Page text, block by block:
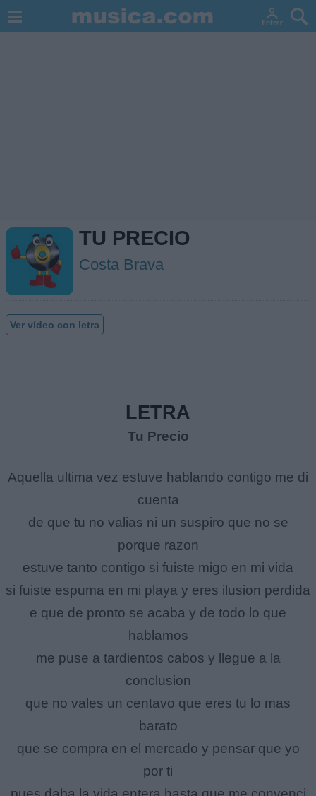
TU PRECIO
Costa Brava
Ver vídeo con letra
LETRA
Tu Precio
Aquella ultima vez estuve hablando contigo me di
cuenta
de que tu no valias ni un suspiro que no se
porque razon
estuve tanto contigo si fuiste migo en mi vida
si fuiste espuma en mi playa y eres ilusion perdida
e que de pronto se acaba y de todo lo que
hablamos
me puse a tardientos cabos y llegue a la
conclusion
que no vales un centavo que eres tu lo mas
barato
que se compra en el mercado y pensar que yo
por ti